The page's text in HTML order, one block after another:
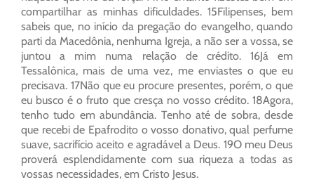
compartilhar as minhas dificuldades. 15Filipenses, bem
sabeis que, no início da pregação do evangelho, quando
parti da Macedônia, nenhuma Igreja, a não ser a vossa, se
juntou a mim numa relação de crédito. 16Já em
Tessalônica, mais de uma vez, me enviastes o que eu
precisava. 17Não que eu procure presentes, porém, o que
eu busco é o fruto que cresça no vosso crédito. 18Agora,
tenho tudo em abundância. Tenho até de sobra, desde
que recebi de Epafrodito o vosso donativo, qual perfume
suave, sacrifício aceito e agradável a Deus. 19O meu Deus
proverá esplendidamente com sua riqueza a todas as
vossas necessidades, em Cristo Jesus.